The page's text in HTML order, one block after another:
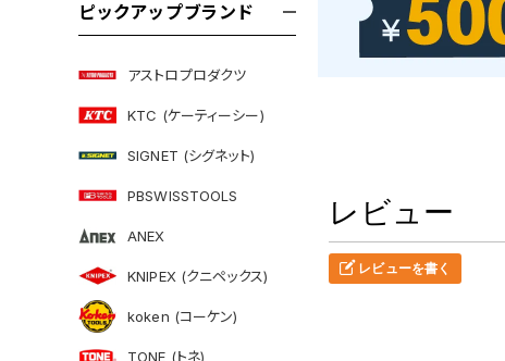
ピックアップブランド
アストロプロダクツ
KTC (ケーティーシー)
SIGNET (シグネット)
PBSWISSTOOLS
ANEX
KNIPEX (クニペックス)
koken (コーケン)
TONE (トネ)
レビュー
レビューを書く